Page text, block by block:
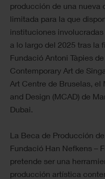
producción de una nueva
limitada para la que
instituciones
a lo largo del 2025 tras la
Fundació Antoni Tàpies
Contemporary Art de
Art Centre de Bruselas,
and Design (MCAD) de
Dubai.
La Beca de Producción
Fundació Han Nefkens –
pretende ser una
producción artística